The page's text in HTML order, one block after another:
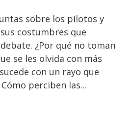
sobre los pilotos y
costumbres que
¿Por qué no toman
se les olvida con más
con un rayo que
perciben las...